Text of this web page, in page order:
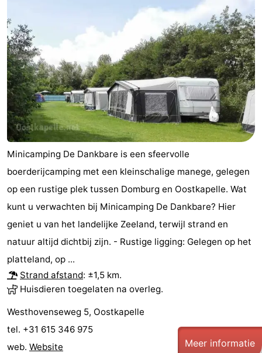
Minicamping De Dankbare is een sfeervolle
boerderijcamping met een kleinschalige manege, gelegen
op een rustige plek tussen Domburg en Oostkapelle. Wat
kunt u verwachten bij Minicamping De Dankbare? Hier
geniet u van het landelijke Zeeland, terwijl strand en
natuur altijd dichtbij zijn. - Rustige ligging: Gelegen op het
platteland, op ...
Strand afstand: ±1,5 km.
Huisdieren toegelaten na overleg.
Westhovenseweg 5, Oostkapelle
tel. +31 615 346 975
web. Website Meer informatie